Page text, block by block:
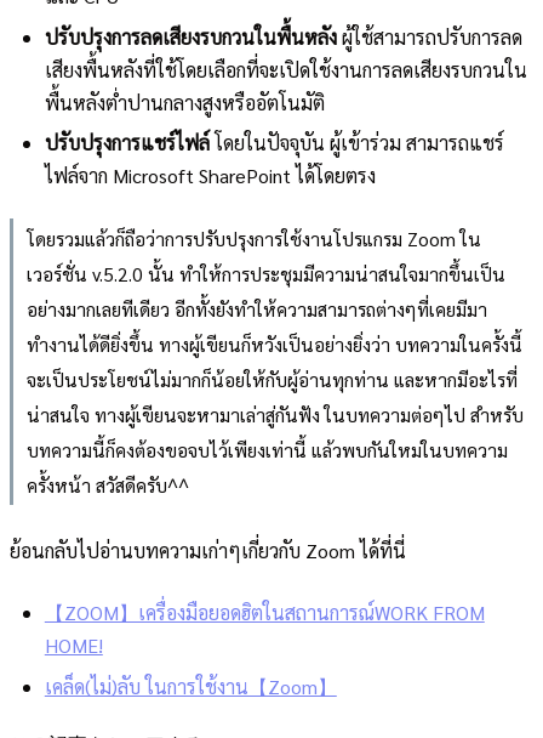
ปรับปรุงการลดเสียงรบกวนในพื้นหลังผู้ใช้สามารถปรับการลด
เสียงพื้นหลังที่ใช้โดยเลือกที่จะเปิดใช้งานการลดเสียงรบกวนใน
พื้นหลังต่ำปานกลางสูงหรืออัตโนมัติ
ปรับปรุงการแชร์ไฟล์โดยในปัจจุบัน ผู้เข้าร่วม สามารถแชร์
ไฟล์จาก Microsoft SharePoint ได้โดยตรง
โดยรวมแล้วก็ถือว่าการปรับปรุงการใช้งานโปรแกรม Zoom ใน
เวอร์ชั่น v.5.2.0 นั้น ทำให้การประชุมมีความน่าสนใจมากขึ้นเป็น
อย่างมากเลยทีเดียว อีกทั้งยังทำให้ความสามารถต่างๆที่เคยมีมา
ทำงานได้ดียิ่งขึ้น ทางผู้เขียนก็หวังเป็นอย่างยิ่งว่า บทความในครั้งนี้
จะเป็นประโยชน์ไม่มากก็น้อยให้กับผู้อ่านทุกท่าน และหากมีอะไรที่
น่าสนใจ ทางผู้เขียนจะหามาเล่าสู่กันฟัง ในบทความต่อๆไป สำหรับ
บทความนี้ก็คงต้องขอจบไว้เพียงเท่านี้ แล้วพบกันใหม่ในบทความ
ครั้งหน้า สวัสดีครับ^^
ย้อนกลับไปอ่านบทความเก่าๆเกี่ยวกับ Zoom ได้ที่นี่
【ZOOM】เครื่องมือยอดฮิตในสถานการณ์WORK FROM
HOME!
เคล็ด(ไม่)ลับ ในการใช้งาน【Zoom】